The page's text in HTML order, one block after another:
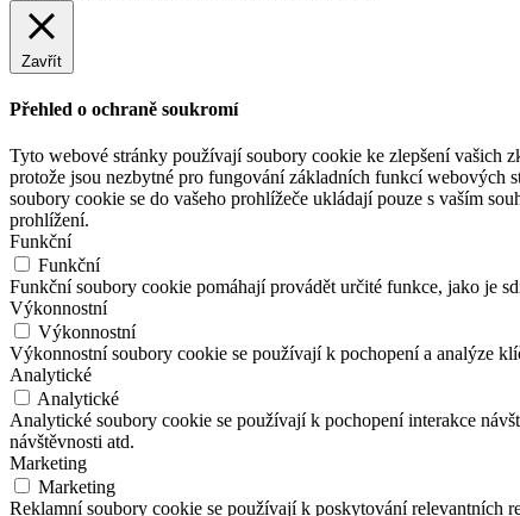
Zavřít
Přehled o ochraně soukromí
Tyto webové stránky používají soubory cookie ke zlepšení vašich
protože jsou nezbytné pro fungování základních funkcí webových
soubory cookie se do vašeho prohlížeče ukládají pouze s vaším
prohlížení.
Funkční
Funkční
Funkční soubory cookie pomáhají provádět určité funkce, jako je
Výkonnostní
Výkonnostní
Výkonnostní soubory cookie se používají k pochopení a analýze
Analytické
Analytické
Analytické soubory cookie se používají k pochopení interakce
návštěvnosti atd.
Marketing
Marketing
Reklamní soubory cookie se používají k poskytování relevantních